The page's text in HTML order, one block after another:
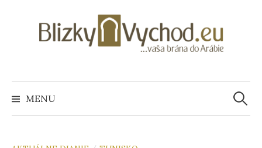
c
o
MENU H